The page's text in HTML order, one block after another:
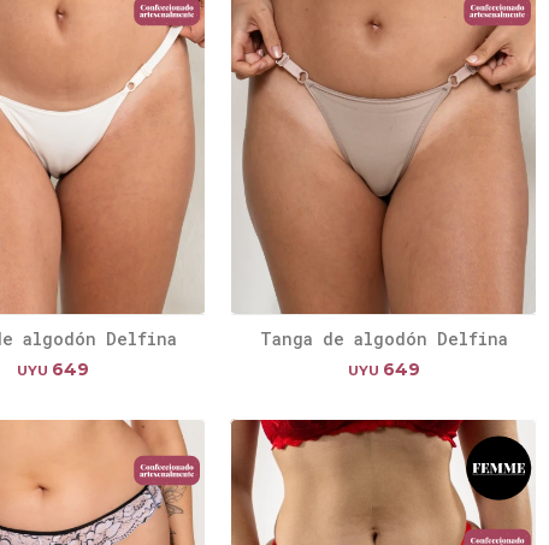
algodón Delfina
UYU 649
Tanga de algodón Delfina
UYU 649